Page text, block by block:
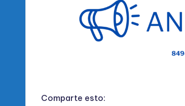
Comparte esto: